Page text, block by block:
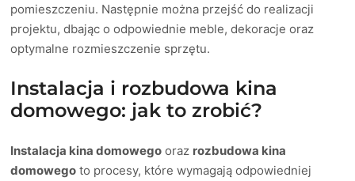
pomieszczeniu. Następnie można przejść do realizacji
projektu, dbając o odpowiednie meble, dekoracje oraz
optymalne rozmieszczenie sprzętu.
Instalacja i rozbudowa kina
domowego: jak to zrobić?
Instalacja kina domowego oraz rozbudowa kina
domowego to procesy, które wymagają odpowiedniej